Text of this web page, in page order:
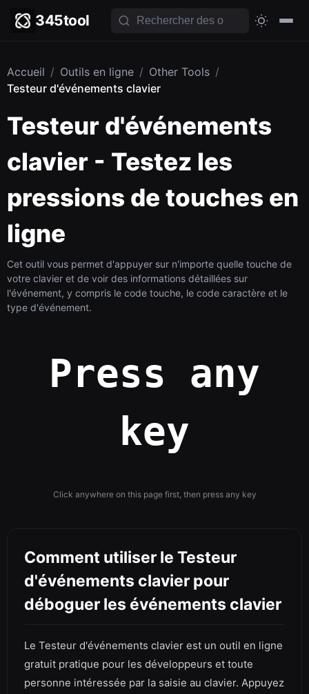
345tool
Accueil / Outils en ligne / Other Tools /
Testeur d'événements clavier
Testeur d'événements
clavier - Testez les
pressions de touches en
ligne
Cet outil vous permet d'appuyer sur n'importe quelle touche de
votre clavier et de voir des informations détaillées sur
l'événement, y compris le code touche, le code caractère et le
type d'événement.
Press any
key
Click anywhere on this page first, then press any key
Comment utiliser le Testeur
d'événements clavier pour
déboguer les événements clavier
Le Testeur d'événements clavier est un outil en ligne
gratuit pratique pour les développeurs et toute
personne intéressée par la saisie au clavier. Appuyez